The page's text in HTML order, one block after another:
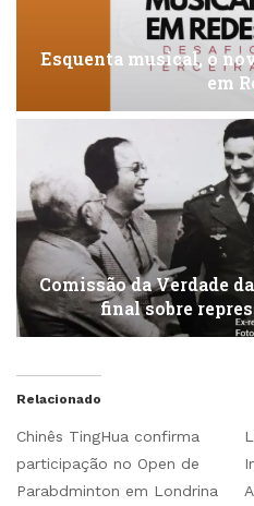
Esquenta musical, o
em
Comissão da Verdade
final sobre
Relacionado
Chinês TingHua confirma
participação no Open de
Parabdminton em Londrina